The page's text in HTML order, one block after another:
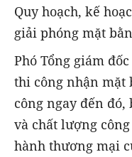
Quy hoạch, kế
giải phóng mặt
Phó Tổng giám
thi công nhận mặt
công ngay đến đó,
và chất lượng
hành thương mại